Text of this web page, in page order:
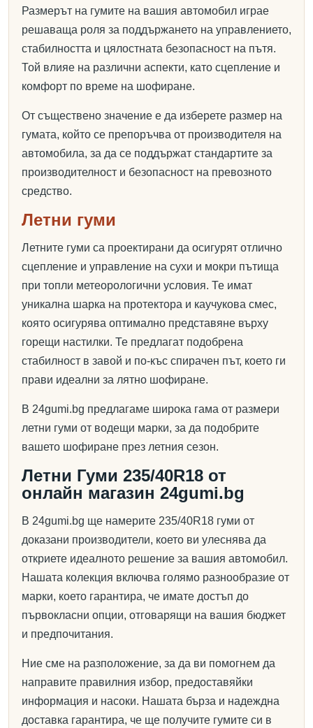
Размерът на гумите на вашия автомобил играе
решаваща роля за поддържането на управлението,
стабилността и цялостната безопасност на пътя.
Той влияе на различни аспекти, като сцепление и
комфорт по време на шофиране.
От съществено значение е да изберете размер на
гумата, който се препоръчва от производителя на
автомобила, за да се поддържат стандартите за
производителност и безопасност на превозното
средство.
Летни гуми
Летните гуми са проектирани да осигурят отлично
сцепление и управление на сухи и мокри пътища
при топли метеорологични условия. Те имат
уникална шарка на протектора и каучукова смес,
която осигурява оптимално представяне върху
горещи настилки. Те предлагат подобрена
стабилност в завой и по-къс спирачен път, което ги
прави идеални за лятно шофиране.
В 24gumi.bg предлагаме широка гама от размери
летни гуми от водещи марки, за да подобрите
вашето шофиране през летния сезон.
Летни Гуми 235/40R18 от
онлайн магазин 24gumi.bg
В 24gumi.bg ще намерите 235/40R18 гуми от
доказани производители, което ви улеснява да
откриете идеалното решение за вашия автомобил.
Нашата колекция включва голямо разнообразие от
марки, което гарантира, че имате достъп до
първокласни опции, отговарящи на вашия бюджет
и предпочитания.
Ние сме на разположение, за да ви помогнем да
направите правилния избор, предоставяйки
информация и насоки. Нашата бърза и надеждна
доставка гарантира, че ще получите гумите си в